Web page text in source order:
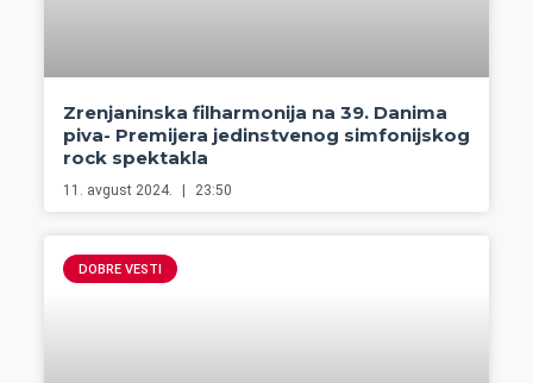
Zrenjaninska filharmonija na 39. Danima
piva- Premijera jedinstvenog simfonijskog
rock spektakla
11. avgust 2024. 23:50
DOBRE VESTI